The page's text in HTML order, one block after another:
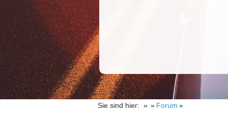
Sie sind hier: Forum